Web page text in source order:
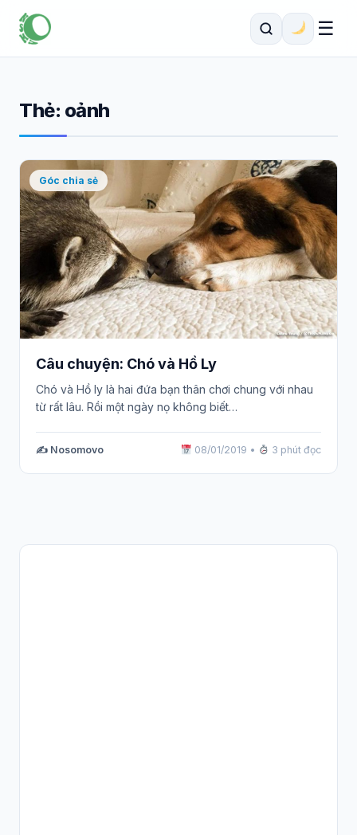
☰
Thẻ: oảnh
Góc chia sẻ
Câu chuyện: Chó và Hồ Ly
Chó và Hồ ly là hai đứa bạn thân chơi chung với nhau
từ rất lâu. Rồi một ngày nọ không biết…
✍️ Nosomovo 08/01/2019 • 3 phút đọc